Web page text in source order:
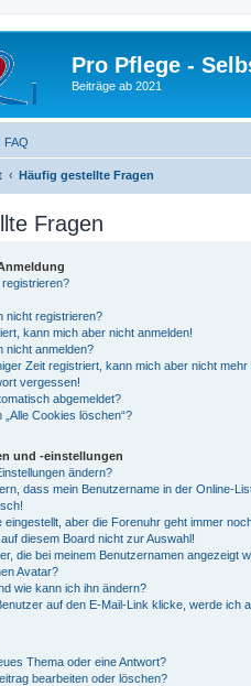
Pro Pflege -
Beiträge ab 2021
FAQ
Häufig gestellte Fragen
Fragen
nicht registrieren?
kann mich aber nicht anmelden!
nicht anmelden?
Zeit registriert, kann mich aber nicht mehr
vergessen!
abgemeldet?
Cookies löschen“?
und -einstellungen
ändern?
dass mein Benutzername in der Online-
eingestellt, aber die Forenuhr geht immer
diesem Board nicht zur Auswahl!
die bei meinem Benutzernamen angezeigt
Avatar?
wie kann ich ihn ändern?
auf den E-Mail-Link klicke, werde ich
Thema oder eine Antwort?
bearbeiten oder löschen?